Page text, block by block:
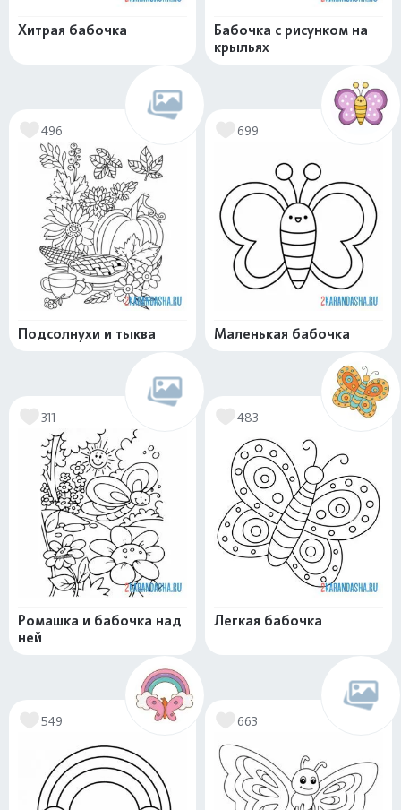
Хитрая бабочка
Бабочка с рисунком на
крыльях
496
Подсолнухи и тыква
699
Маленькая бабочка
311
Ромашка и бабочка над
ней
483
Легкая бабочка
549 663